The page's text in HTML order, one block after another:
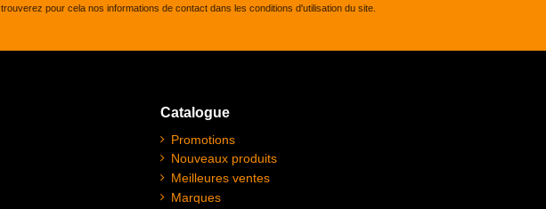
pour cela nos informations de contact dans les conditions d'utilisation du site.
Catalogue
Promotions
Nouveaux produits
Meilleures ventes
Marques